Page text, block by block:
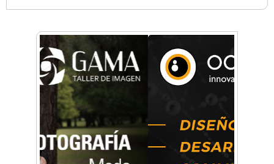
Mariana Croce: "Hoy las empresas necesitan
un asesoramiento integral para crecer con
seguridad"
Música, teatro, yoga, danza y mucho más:
Conocé todos los talleres para aprender y
disfrutar en la Zona Oeste